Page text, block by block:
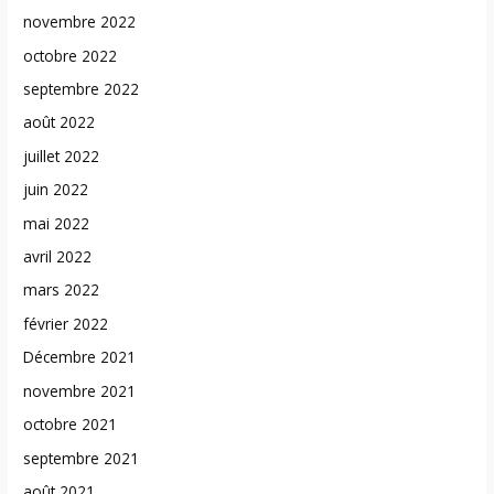
novembre 2022
octobre 2022
septembre 2022
août 2022
juillet 2022
juin 2022
mai 2022
avril 2022
mars 2022
février 2022
Décembre 2021
novembre 2021
octobre 2021
septembre 2021